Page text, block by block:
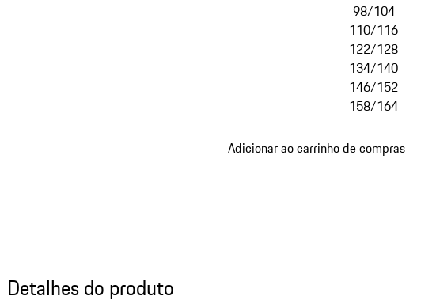
98/104
110/116
122/128
134/140
146/152
158/164
Adicionar ao carrinho de compras
Detalhes do produto